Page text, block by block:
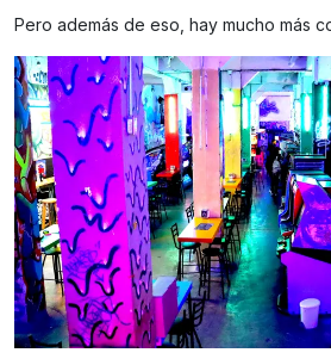
Pero además de eso, hay mucho más